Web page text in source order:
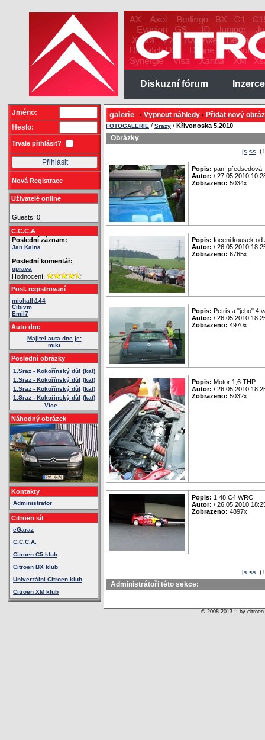
Diskuzní fórum Inzerce
Jméno:
Heslo:
Trvale přihlásit?
Nová Registrace
Uživatelé online
Guests: 0
C.C.C.A
Poslední záznam:
Jan Kalna
Poslední komentář:
oprava
Hodnocení:
Posl. registrovaní
michalh144
Cibivm
Emil7
Auto dne
Majitel auta dne je:
miki
Poslední obrázky
1.Sraz - Kokořínský důl (kat)
1.Sraz - Kokořínský důl (kat)
1.Sraz - Kokořínský důl (kat)
1.Sraz - Kokořínský důl (kat)
Více ...
Náhodný obrázek
Kontakty
Administrator
Citroën síť
eGaraz
C.C.C.A.
Citroen C5 klub
Citroen BX klub
Univerzálni Citroen klub
Citroen XM klub
galerie • Vypnout náhledy • Přidat nový
FOTOGALERIE / Srazy / Křivonoska 5.2010
Obrázky
|< <<
Popis: paní předsedová
Autor: / 27.05.2010
Zobrazeno: 5034x
Popis: foceni kousek od
Autor: / 26.05.2010
Zobrazeno: 6765x
Popis: Petris a "jeho" 4
Autor: / 26.05.2010
Zobrazeno: 4970x
Popis: Motor 1,6 THP
Autor: / 26.05.2010
Zobrazeno: 5032x
Popis: 1:48 C4 WRC
Autor: / 26.05.2010
Zobrazeno: 4897x
|< <<
Administrátoři této sekce:
© 2008-2013 :: by